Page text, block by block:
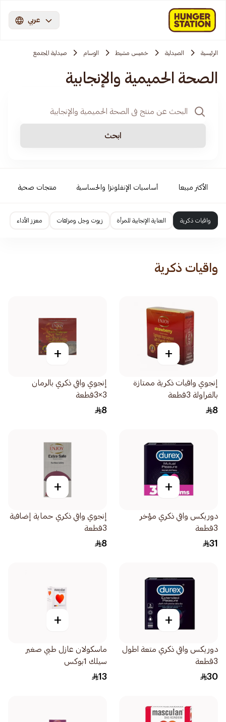
عربي
الرئيسية الصيدلية خميس مشيط الوسام صيدلية المجتمع
الصحة الحميمية والإنجابية
ابحث
الأكثر مبيعا أساسيات الإنفلونزا والحساسية منتجات صحية
واقيات ذكرية العناية الإنجابية للمرأة زيوت وجل ومزلقات معزز الأداء
واقيات ذكرية
+
إنجوي واقيات ذكرية ممتازة
بالفراولة 3قطعة
8
+
إنجوي واقي ذكري بالرمان
3×3قطعة
8
+
دوريكس واقي ذكري مؤخر
3قطعة
31
+
إنجوي واقي ذكري حماية إضافية
3قطعة
8
+
دوريكس واقي ذكري متعة اطول
3قطعة
30
+
ماسكولان عازل طبي صغير
سيلك 1بوكس
13